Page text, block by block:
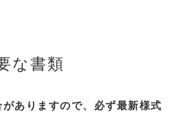
な書類
ありますので、必ず最新様式